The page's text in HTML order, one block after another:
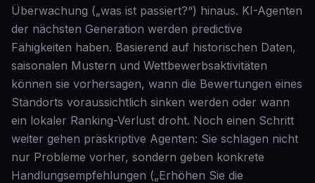
Überwachung („was ist passiert?“) hinaus. KI-Agenten
der nächsten Generation werden predictive
Fähigkeiten haben. Basierend auf historischen Daten,
saisonalen Mustern und Wettbewerbsaktivitäten
können sie vorhersagen, wann die Bewertungen eines
Standorts voraussichtlich sinken werden oder wann
ein lokaler Ranking-Verlust droht. Noch einen Schritt
weiter gehen präskriptive Agenten: Sie schlagen nicht
nur Probleme vorher, sondern geben konkrete
Handlungsempfehlungen („Erhöhen Sie die